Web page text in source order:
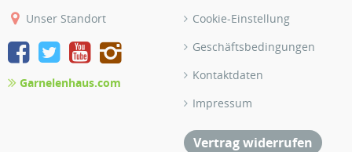
Unser Standort
Garnelenhaus.com
Cookie-Einstellung
Geschäftsbedingungen
Kontaktdaten
Impressum
Vertrag widerrufen